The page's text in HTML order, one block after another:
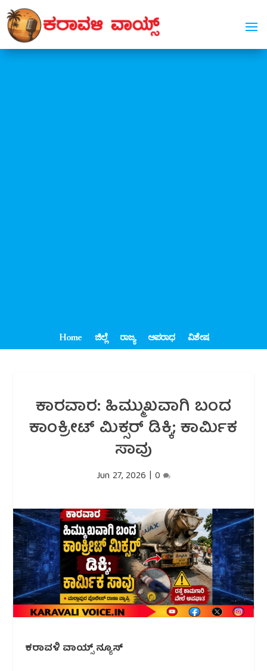
Home ಜಿಲ್ಲೆ ರಾಜ್ಯ ಅಪರಾಧ ವಿಶೇಷ
ಕಾರವಾರ: ಹಿಮ್ಮುಖವಾಗಿ ಬಂದ
ಕಾಂಕ್ರೀಟ್ ಮಿಕ್ಸರ್ ಡಿಕ್ಕಿ; ಕಾರ್ಮಿಕ
ಸಾವು
Jun 27, 2026 | 0
ಕರಾವಳಿ ವಾಯ್ಸ್ ನ್ಯೂಸ್